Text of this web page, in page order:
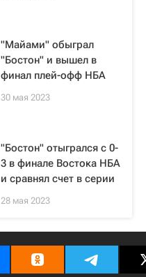
"Майами" обыграл
"Бостон" и вышел в
финал плей-офф НБА
30 мая 2023
"Бостон" отыгрался с 0-
3 в финале Востока НБА
и сравнял счет в серии
28 мая 2023